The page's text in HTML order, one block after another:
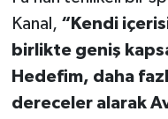
Kanal, “Kendi
birlikte geniş
Hedefim, daha
dereceler alarak